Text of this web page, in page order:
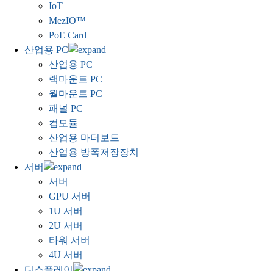
IoT
MezIO™
PoE Card
산업용 PC
산업용 PC
랙마운트 PC
월마운트 PC
패널 PC
컴모듈
산업용 마더보드
산업용 방폭저장장치
서버
서버
GPU 서버
1U 서버
2U 서버
타워 서버
4U 서버